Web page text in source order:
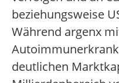
beziehungsweise
Während argenx
deutlichen